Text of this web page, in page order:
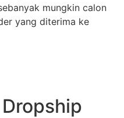
mungkin calon
yang diterima ke